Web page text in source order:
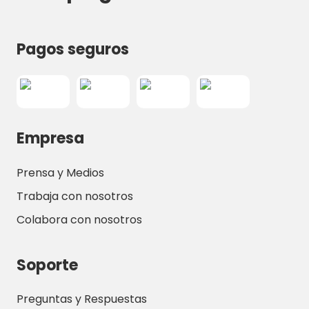
Pagos seguros
Empresa
Prensa y Medios
Trabaja con nosotros
Colabora con nosotros
Soporte
Preguntas y Respuestas